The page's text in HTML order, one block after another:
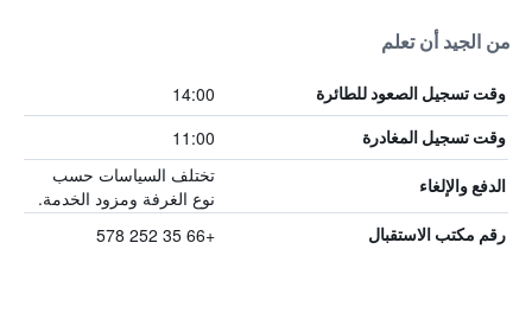
من الجيد أن تعلم
وقت تسجيل الصعود للطائرة 14:00
وقت تسجيل المغادرة 11:00
الدفع والإلغاء
تختلف السياسات حسب
نوع الغرفة ومزود الخدمة.
رقم مكتب الاستقبال +66 35 252 578